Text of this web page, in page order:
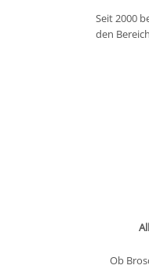
Seit 2000
den
Ob